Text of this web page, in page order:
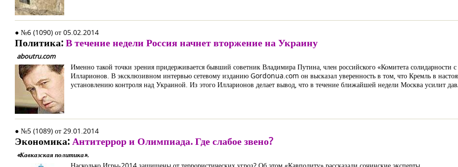
● №6 (1090) от 05.02.2014
Политика:В течение недели Россия начнет вторжение на Украину
aboutru.com
Именно такой точки зрения придерживается бывший советник Владимира Путина, член российского «Комитета солидарности
Илларионов. В эксклюзивном интервью сетевому изданию Gordonua.сom он высказал уверенность в том, что Кремль в
установлению контроля над Украиной. Из этого Илларионов делает вывод, что в течение ближайшей недели Москва усилит
● №5 (1089) от 29.01.2014
Экономика:Антитеррор и Олимпиада. Где слабое звено?
«Кавказская политика».